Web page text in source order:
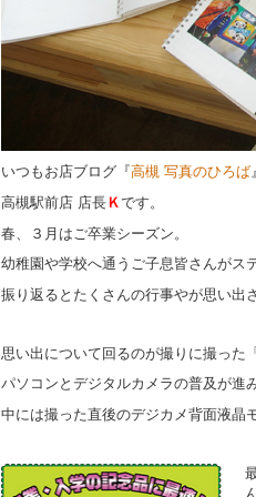
いつもお店ブログ『高槻 写真のひろば
高槻駅前店 店長 Ｋ です。
春、３月はご卒業シーズン。
幼稚園や学校へ通うご子息皆さんがス
振り返るとたくさんの行事やが思い出
思い出について回るのが撮りに撮った
パソコンとデジタルカメラの普及が進
中には撮った直後のデジカメ背面液晶